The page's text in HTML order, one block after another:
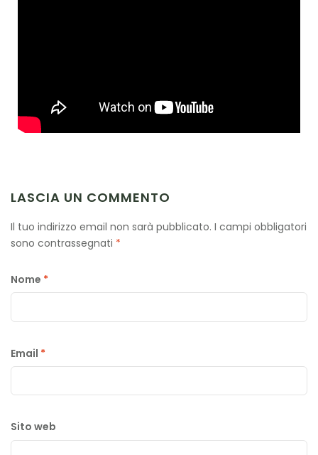
LASCIA UN COMMENTO
Il tuo indirizzo email non sarà pubblicato. I campi obbligatori
sono contrassegnati *
Nome *
Email *
Sito web